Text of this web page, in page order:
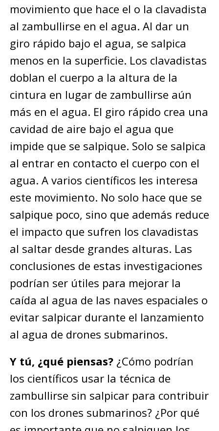
movimiento que hace el o la clavadista
al zambullirse en el agua. Al dar un
giro rápido bajo el agua, se salpica
menos en la superficie. Los clavadistas
doblan el cuerpo a la altura de la
cintura en lugar de zambullirse aún
más en el agua. El giro rápido crea una
cavidad de aire bajo el agua que
impide que se salpique. Solo se salpica
al entrar en contacto el cuerpo con el
agua. A varios científicos les interesa
este movimiento. No solo hace que se
salpique poco, sino que además reduce
el impacto que sufren los clavadistas
al saltar desde grandes alturas. Las
conclusiones de estas investigaciones
podrían ser útiles para mejorar la
caída al agua de las naves espaciales o
evitar salpicar durante el lanzamiento
al agua de drones submarinos.
Y tú, ¿qué piensas? ¿Cómo podrían
los científicos usar la técnica de
zambullirse sin salpicar para contribuir
con los drones submarinos? ¿Por qué